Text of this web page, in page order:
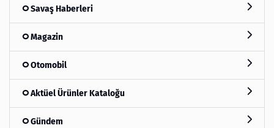
Savaş Haberleri
Magazin
Otomobil
Aktüel Ürünler Kataloğu
Gündem